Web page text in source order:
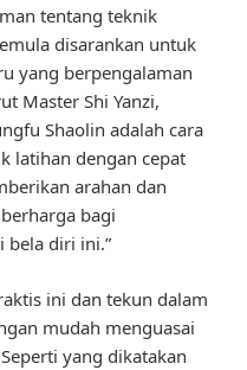
tentang teknik
disarankan untuk
yang berpengalaman
Master Shi Yanzi,
Shaolin adalah cara
latihan dengan cepat
arahan dan
bagi
bela diri ini.”
ini dan tekun dalam
mudah menguasai
yang dikatakan